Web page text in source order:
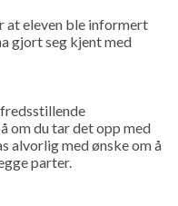
at eleven ble informert
gjort seg kjent med
om du tar det opp med
alvorlig med ønske om å
parter.